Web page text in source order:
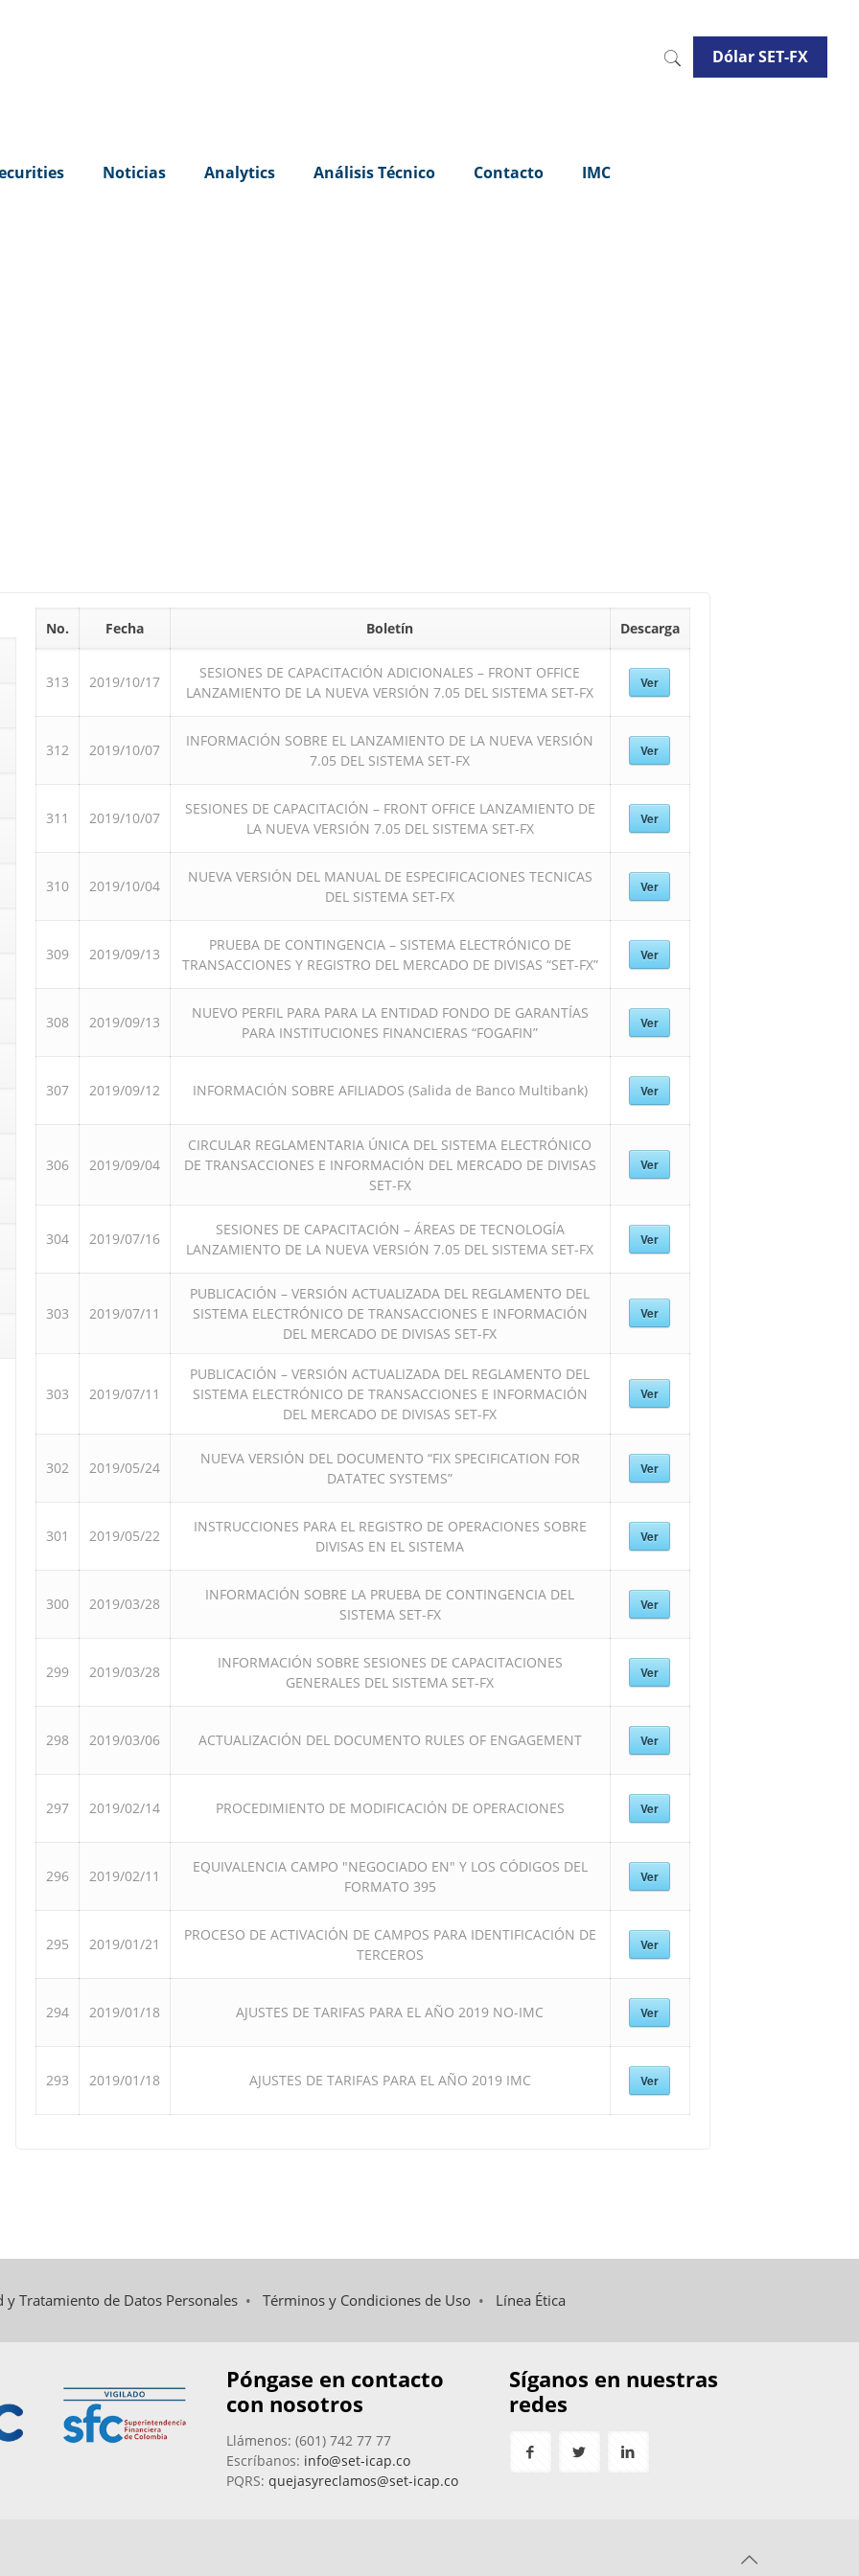
Noticias Analytics Análisis Técnico Contacto IMC
Dólar SET-FX
No. Fecha Boletín Descarga
313 2019/10/17
SESIONES DE CAPACITACIÓN ADICIONALES – FRONT OFFICE
LANZAMIENTO DE LA NUEVA VERSIÓN 7.05 DEL SISTEMA SET-FX
Ver
312 2019/10/07
INFORMACIÓN SOBRE EL LANZAMIENTO DE LA NUEVA VERSIÓN
7.05 DEL SISTEMA SET-FX
Ver
311 2019/10/07
SESIONES DE CAPACITACIÓN – FRONT OFFICE LANZAMIENTO DE
LA NUEVA VERSIÓN 7.05 DEL SISTEMA SET-FX
Ver
310 2019/10/04
NUEVA VERSIÓN DEL MANUAL DE ESPECIFICACIONES TECNICAS
DEL SISTEMA SET-FX
Ver
309 2019/09/13
PRUEBA DE CONTINGENCIA – SISTEMA ELECTRÓNICO DE
TRANSACCIONES Y REGISTRO DEL MERCADO DE DIVISAS “SET-FX”
Ver
308 2019/09/13
NUEVO PERFIL PARA PARA LA ENTIDAD FONDO DE GARANTÍAS
PARA INSTITUCIONES FINANCIERAS “FOGAFIN”
Ver
307 2019/09/12 INFORMACIÓN SOBRE AFILIADOS (Salida de Banco Multibank) Ver
306 2019/09/04
CIRCULAR REGLAMENTARIA ÚNICA DEL SISTEMA ELECTRÓNICO
DE TRANSACCIONES E INFORMACIÓN DEL MERCADO DE DIVISAS
SET-FX
Ver
304 2019/07/16
SESIONES DE CAPACITACIÓN – ÁREAS DE TECNOLOGÍA
LANZAMIENTO DE LA NUEVA VERSIÓN 7.05 DEL SISTEMA SET-FX
Ver
303 2019/07/11
PUBLICACIÓN – VERSIÓN ACTUALIZADA DEL REGLAMENTO DEL
SISTEMA ELECTRÓNICO DE TRANSACCIONES E INFORMACIÓN
DEL MERCADO DE DIVISAS SET-FX
Ver
303 2019/07/11
PUBLICACIÓN – VERSIÓN ACTUALIZADA DEL REGLAMENTO DEL
SISTEMA ELECTRÓNICO DE TRANSACCIONES E INFORMACIÓN
DEL MERCADO DE DIVISAS SET-FX
Ver
302 2019/05/24
NUEVA VERSIÓN DEL DOCUMENTO “FIX SPECIFICATION FOR
DATATEC SYSTEMS”
Ver
301 2019/05/22
INSTRUCCIONES PARA EL REGISTRO DE OPERACIONES SOBRE
DIVISAS EN EL SISTEMA
Ver
300 2019/03/28
INFORMACIÓN SOBRE LA PRUEBA DE CONTINGENCIA DEL
SISTEMA SET-FX
Ver
299 2019/03/28
INFORMACIÓN SOBRE SESIONES DE CAPACITACIONES
GENERALES DEL SISTEMA SET-FX
Ver
298 2019/03/06 ACTUALIZACIÓN DEL DOCUMENTO RULES OF ENGAGEMENT Ver
297 2019/02/14 PROCEDIMIENTO DE MODIFICACIÓN DE OPERACIONES Ver
296 2019/02/11
EQUIVALENCIA CAMPO "NEGOCIADO EN" Y LOS CÓDIGOS DEL
FORMATO 395
Ver
295 2019/01/21
PROCESO DE ACTIVACIÓN DE CAMPOS PARA IDENTIFICACIÓN DE
TERCEROS
Ver
294 2019/01/18 AJUSTES DE TARIFAS PARA EL AÑO 2019 NO-IMC Ver
293 2019/01/18 AJUSTES DE TARIFAS PARA EL AÑO 2019 IMC Ver
y Tratamiento de Datos Personales •Términos y Condiciones de Uso • Línea Ética
Póngase en contacto
con nosotros
Llámenos: (601) 742 77 77
Escríbanos: info@set-icap.co
PQRS: quejasyreclamos@set-icap.co
Síganos en nuestras
redes